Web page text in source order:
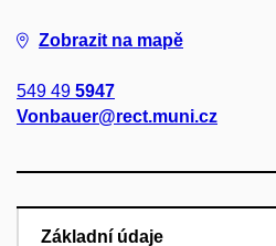
Zobrazit na mapě
549 49 5947
Vonbauer@rect.muni.cz
Základní údaje